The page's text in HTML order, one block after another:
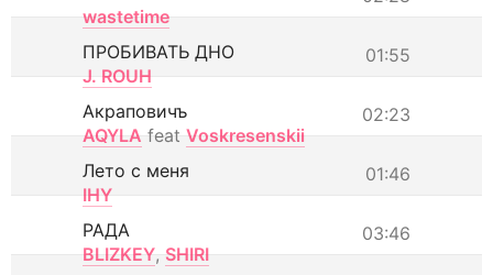
wastetime
01:55
ПРОБИВАТЬ ДНО
J. ROUH
02:23
Акраповичъ
AQYLA feat Voskresenskii
01:46
Лето с меня
IHY
03:46
РАДА
BLIZKEY, SHIRI